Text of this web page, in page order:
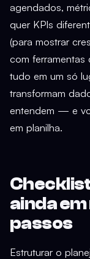
agendados,
quer KPIs
(para mostrar
com ferramentas
tudo em um só
transformam
entendem — e
em planilha.
ainda
passos
Estruturar o